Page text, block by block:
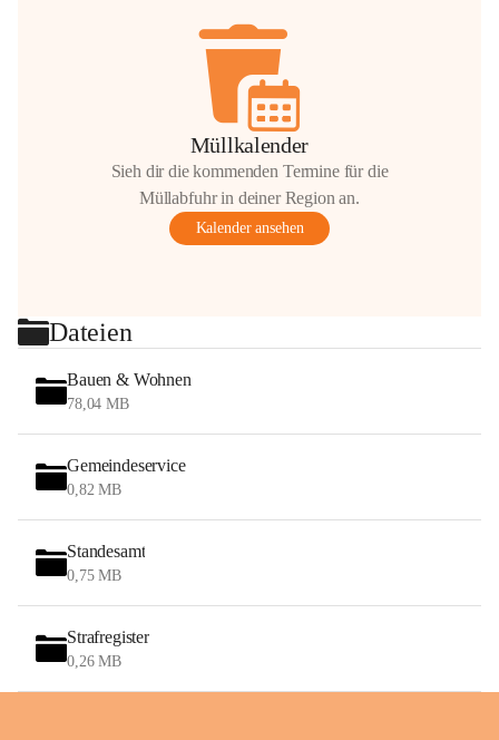
Müllkalender
Sieh dir die kommenden Termine für die
Müllabfuhr in deiner Region an.
Kalender ansehen
Dateien
Bauen & Wohnen
78,04 MB
Gemeindeservice
0,82 MB
Standesamt
0,75 MB
Strafregister
0,26 MB